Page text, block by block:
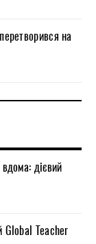
на
вдома: дієвий
Global Teacher